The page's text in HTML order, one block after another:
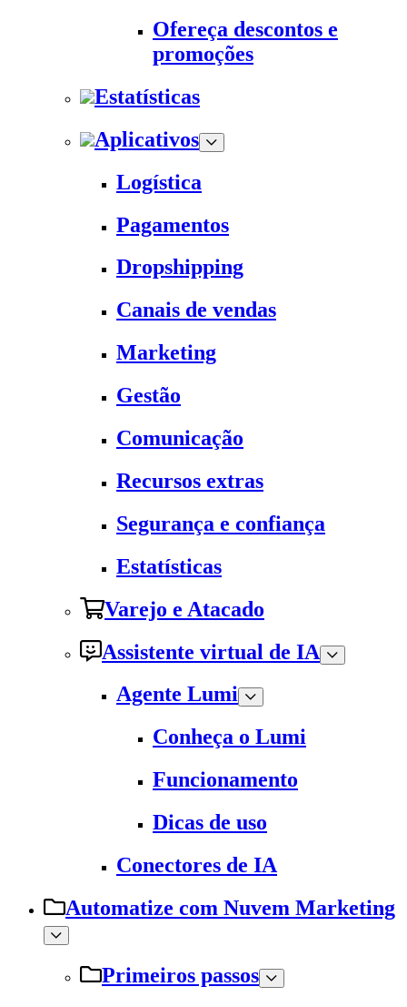
Ofereça descontos e
promoções
Estatísticas
Aplicativos
Logística
Pagamentos
Dropshipping
Canais de vendas
Marketing
Gestão
Comunicação
Recursos extras
Segurança e confiança
Estatísticas
Varejo e Atacado
Assistente virtual de IA
Agente Lumi
Conheça o Lumi
Funcionamento
Dicas de uso
Conectores de IA
Automatize com Nuvem Marketing
Primeiros passos